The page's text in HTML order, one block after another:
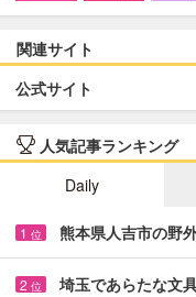
関連サイト
公式サイト
人気記事ランキング
Daily
1 位 熊本県人吉市の野
2 位 埼玉であらたな文